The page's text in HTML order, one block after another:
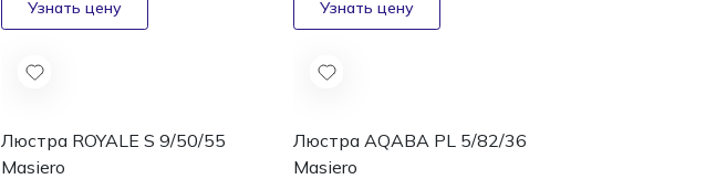
Люстра ROYALE S 9/50/55
Masiero
Люстра AQABA PL 5/82/36
Masiero